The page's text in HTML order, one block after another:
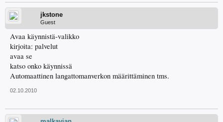
jkstone
Guest
Avaa käynnistä-valikko
kirjoita: palvelut
avaa se
katso onko käynnissä
Automaattinen langattomanverkon määrittäminen tms.
02.10.2010